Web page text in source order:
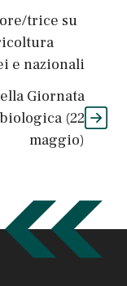
trice su
e nazionali
Giornata
(22
maggio)